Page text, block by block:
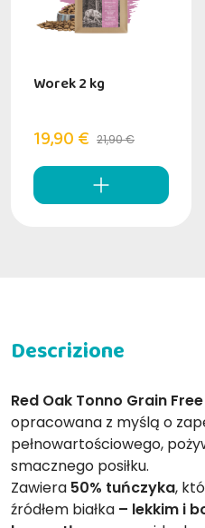
Worek 2 kg
19,90 € 21,90 €
Red Oak Tonno Grain Free
opracowana z myślą o
pełnowartościowego,
smacznego posiłku.
Zawiera 50% tuńczyka,
źródłem białka – lekkim i